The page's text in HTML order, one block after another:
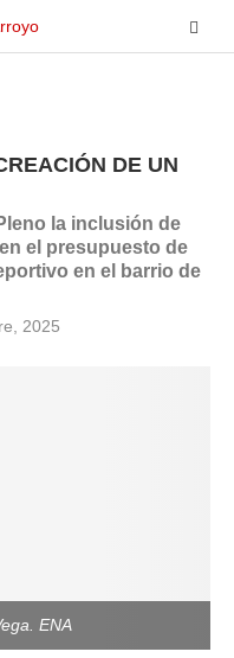
DE UN
la inclusión de
el presupuesto de
en el barrio de
2025
ENA